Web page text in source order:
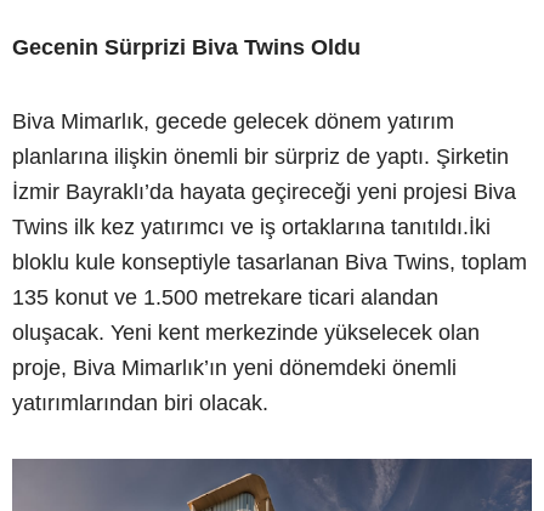
Gecenin Sürprizi Biva Twins Oldu
Biva Mimarlık, gecede gelecek dönem yatırım
planlarına ilişkin önemli bir sürpriz de yaptı. Şirketin
İzmir Bayraklı’da hayata geçireceği yeni projesi Biva
Twins ilk kez yatırımcı ve iş ortaklarına tanıtıldı.İki
bloklu kule konseptiyle tasarlanan Biva Twins, toplam
135 konut ve 1.500 metrekare ticari alandan
oluşacak. Yeni kent merkezinde yükselecek olan
proje, Biva Mimarlık’ın yeni dönemdeki önemli
yatırımlarından biri olacak.